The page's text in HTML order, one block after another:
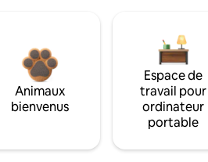
Animaux
bienvenus
Espace de
travail pour
ordinateur
portable